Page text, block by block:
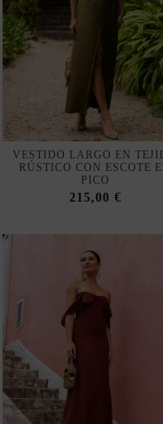
VESTIDO LARGO DE
JACQUARD CON ESCOTE
CAÍDO
200,00 €